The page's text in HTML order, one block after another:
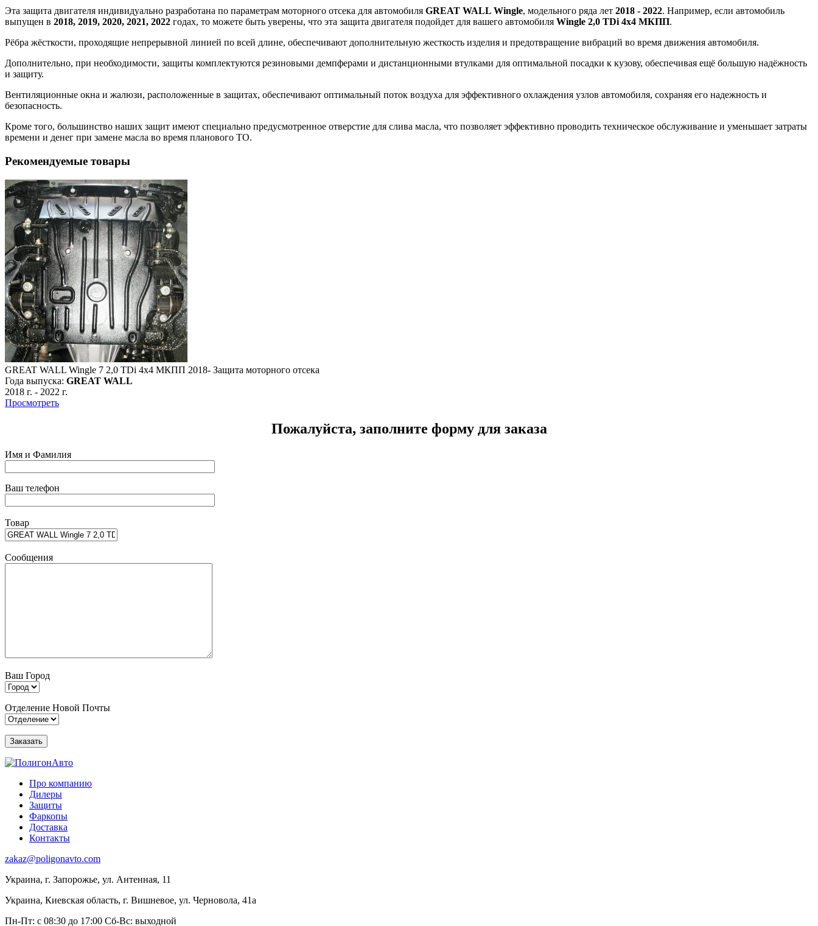
Эта защита двигателя индивидуально разработана по параметрам моторного отсека для автомобиля GREAT WALL Wingle, модельного ряда лет 2018 - 2022. Например, если автомобиль
выпущен в 2018, 2019, 2020, 2021, 2022 годах, то можете быть уверены, что эта защита двигателя подойдет для вашего автомобиля Wingle 2,0 TDi 4x4 МКПП.
Рёбра жёсткости, проходящие непрерывной линией по всей длине, обеспечивают дополнительную жесткость изделия и предотвращение вибраций во время движения автомобиля.
Дополнительно, при необходимости, защиты комплектуются резиновыми демпферами и дистанционными втулками для оптимальной посадки к кузову, обеспечивая ещё большую надёжность
и защиту.
Вентиляционные окна и жалюзи, расположенные в защитах, обеспечивают оптимальный поток воздуха для эффективного охлаждения узлов автомобиля, сохраняя его надежность и
безопасность.
Кроме того, большинство наших защит имеют специально предусмотренное отверстие для слива масла, что позволяет эффективно проводить техническое обслуживание и уменьшает затраты
времени и денег при замене масла во время планового ТО.
Рекомендуемые товары
GREAT WALL Wingle 7 2,0 TDi 4х4 МКПП 2018- Защита моторного отсека
Года выпуска: GREAT WALL
2018 г. - 2022 г.
Просмотреть
Пожалуйста, заполните форму для заказа
Имя и Фамилия
Ваш телефон
Товар
Сообщения
Ваш Город
Отделение Новой Почты
Про компанию
Дилеры
Защиты
Фаркопы
Доставка
Контакты
zakaz@poligonavto.com
Украина, г. Запорожье, ул. Антенная, 11
Украина, Киевская область, г. Вишневое, ул. Черновола, 41а
Пн-Пт: с 08:30 до 17:00 Сб-Вс: выходной